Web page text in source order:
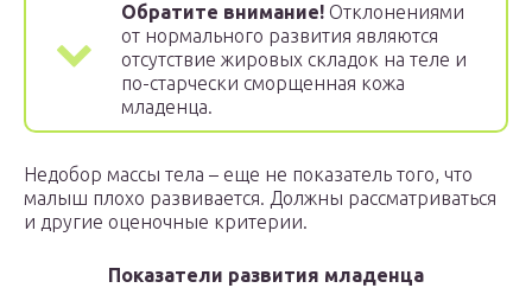
Обратите внимание! Отклонениями
от нормального развития являются
отсутствие жировых складок на теле и
по-старчески сморщенная кожа
младенца.
Недобор массы тела – еще не показатель того, что
малыш плохо развивается. Должны рассматриваться
и другие оценочные критерии.
Показатели развития младенца